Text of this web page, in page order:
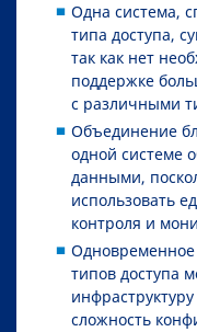
Одна система,
типа доступа,
так как нет
поддержке
с различными
Объединение
одной системе
данными,
использовать
контроля и
типов доступа
сложность